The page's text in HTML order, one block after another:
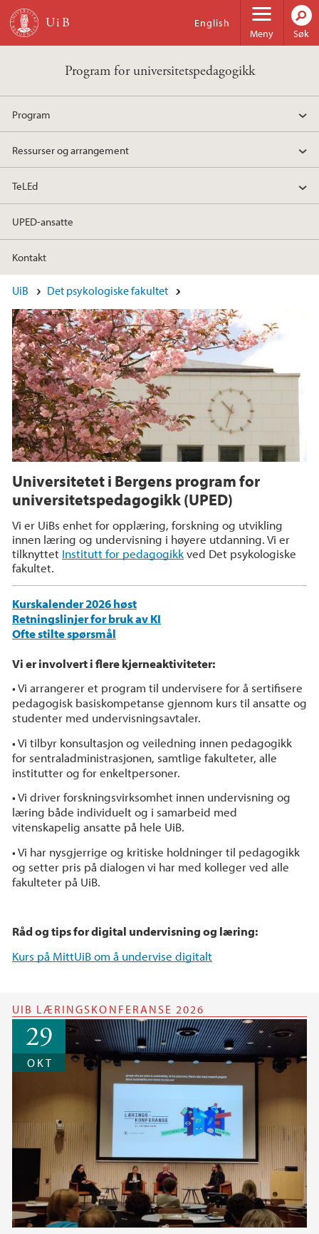
Hopp til hovedinnhold
Meny
English
Søk
Program for universitetspedagogikk
Program
Ressurser og arrangement
TeLEd
UPED-ansatte
Kontakt
Hovedinnhold
UiB Det psykologiske fakultet
Universitetet i Bergens program for
universitetspedagogikk (UPED)
Vi er UiBs enhet for opplæring, forskning og utvikling
innen læring og undervisning i høyere utdanning. Vi er
tilknyttet Institutt for pedagogikkved Det psykologiske
fakultet.
Kurskalender 2026 høst
Retningslinjer for bruk av KI
Ofte stilte spørsmål
Vi er involvert i flere kjerneaktiviteter:
• Vi arrangerer et program til undervisere for å sertifisere
pedagogisk basiskompetanse gjennom kurs til ansatte og
studenter med undervisningsavtaler.
• Vi tilbyr konsultasjon og veiledning innen pedagogikk
for sentraladministrasjonen, samtlige fakulteter, alle
institutter og for enkeltpersoner.
• Vi driver forskningsvirksomhet innen undervisning og
læring både individuelt og i samarbeid med
vitenskapelig ansatte på hele UiB.
• Vi har nysgjerrige og kritiske holdninger til pedagogikk
og setter pris på dialogen vi har med kolleger ved alle
fakulteter på UiB.
Råd og tips for digital undervisning og læring:
Kurs på MittUiB om å undervise digitalt
UIB LÆRINGSKONFERANSE 2026
OKT
29